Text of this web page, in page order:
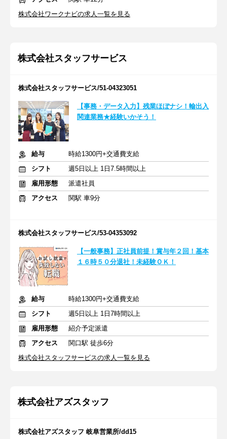
株式会社ワークナビの求人一覧を見る
株式会社スタッフサービス
株式会社スタッフサービス/51-04323051
【事務・データ入力】残業ほぼナシ！輸出入
関連業務★経験いかそう！
給与
時給1300円+交通費支給
シフト
週5日以上 1日7.5時間以上
雇用形態
派遣社員
アクセス
関駅 車9分
株式会社スタッフサービス/53-04353092
【一般事務】正社員前提！賞与年２回！基本
１６時５０分退社！未経験ＯＫ！
給与
時給1300円+交通費支給
シフト
週5日以上 1日7時間以上
雇用形態
紹介予定派遣
アクセス
関口駅 徒歩6分
株式会社スタッフサービスの求人一覧を見る
株式会社アズスタッフ
株式会社アズスタッフ 岐阜営業所/dd15